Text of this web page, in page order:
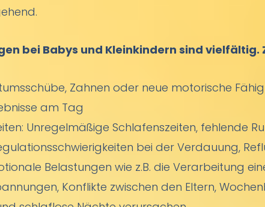
bei Babys und Kleinkindern sind
Zahnen oder neue motorische
am Tag
Unregelmäßige Schlafenszeiten, fehlende
bei der Verdauung,
Belastungen wie z.B. die Verarbeitung
Konflikte zwischen den Eltern,